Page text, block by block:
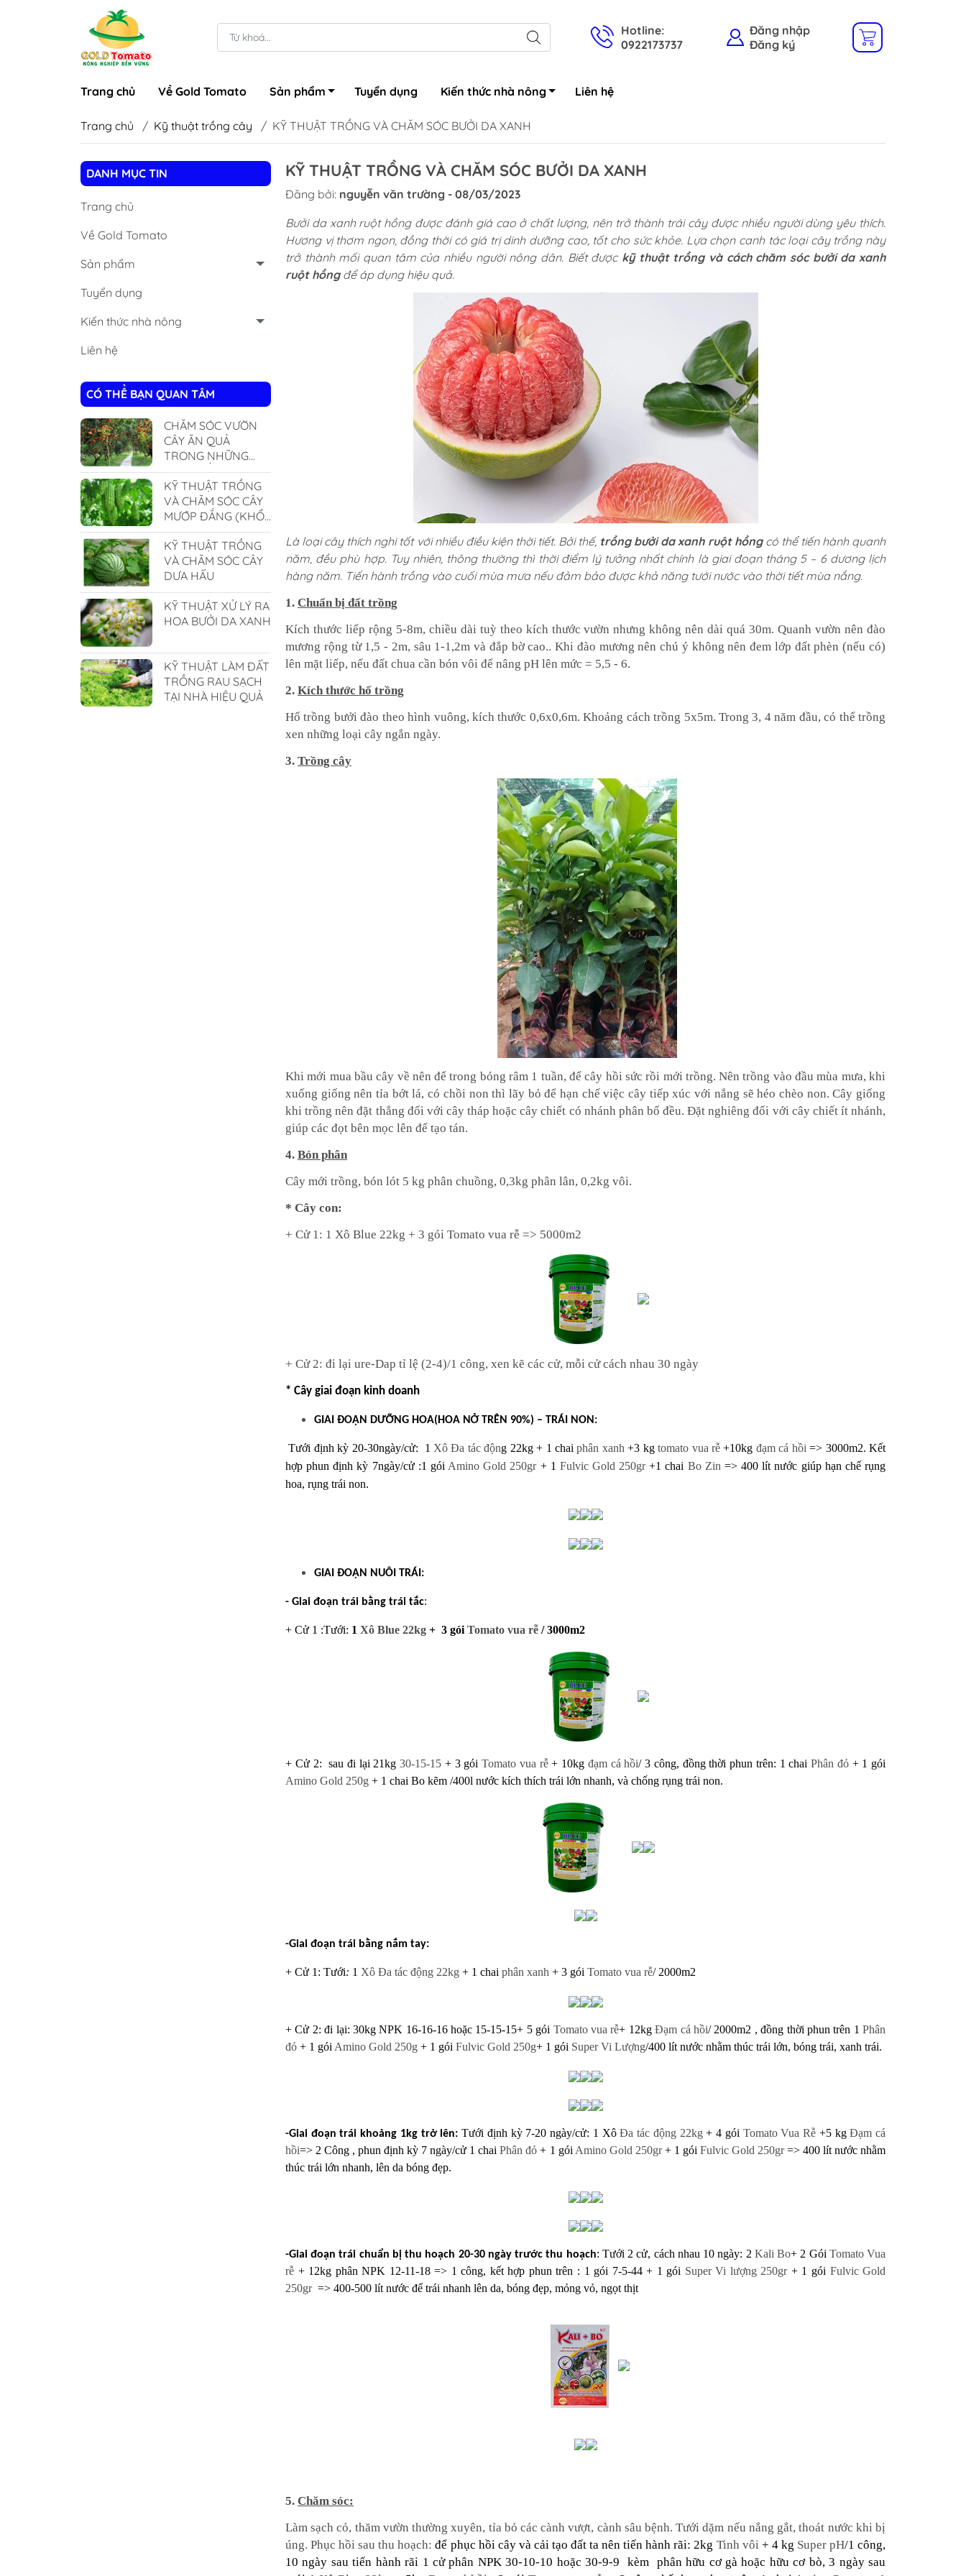
Hotline:
0922173737
Đăng nhập
Đăng ký
Trang chủ Về Gold Tomato Sản phẩm
Nhú đọt - ra rễ
Dưỡng hoa - đậu trái
Lớn trái - Nặng ký
Cải tạo đất
Thuốc sâu
Thuốc bệnh
Thuốc cỏ
Tuyển dụng Kiến thức nhà nông Liên hệ
Trang chủ / Kỹ thuật trồng cây / KỸ THUẬT TRỒNG VÀ CHĂM SÓC BƯỞI DA XANH
KỸ THUẬT TRỒNG VÀ CHĂM SÓC BƯỞI DA XANH
Đăng bởi: nguyễn văn trường - 08/03/2023
Bưởi da xanh ruột hồng được đánh giá cao ở chất lượng, nên trở thành trái cây được nhiều người dùng yêu thích.
Hương vị thơm ngon, đồng thời có giá trị dinh dưỡng cao, tốt cho sức khỏe. Lựa chọn canh tác loại cây trồng này
trở thành mối quan tâm của nhiều người nông dân. Biết được kỹ thuật trồng và cách chăm sóc bưởi da xanh
ruột hồngđể áp dụng hiệu quả.
Là loại cây thích nghi tốt với nhiều điều kiện thời tiết. Bởi thế, trồng bưởi da xanh ruột hồngcó thể tiến hành quanh
năm, đều phù hợp. Tuy nhiên, thông thường thì thời điểm lý tưởng nhất chính là giai đoạn tháng 5 – 6 dương lịch
hàng năm. Tiến hành trồng vào cuối mùa mưa nếu đảm bảo được khả năng tưới nước vào thời tiết mùa nắng.
1. Chuẩn bị đất trồng
Kích thước liếp rộng 5-8m, chiều dài tuỳ theo kích thước vườn nhưng không nên dài quá 30m. Quanh vườn nên đào
mương rộng từ 1,5 - 2m, sâu 1-1,2m và đắp bờ cao.. Khi đào mương nên chú ý không nên đem lớp đất phèn (nếu có)
lên mặt liếp, nếu đất chua cần bón vôi để nâng pH lên mức = 5,5 - 6.
2. Kích thước hố trồng
Hố trồng bưởi đào theo hình vuông, kích thước 0,6x0,6m. Khoảng cách trồng 5x5m. Trong 3, 4 năm đầu, có thể trồng
xen những loại cây ngắn ngày.
3. Trồng cây
Khi mới mua bầu cây về nên để trong bóng râm 1 tuần, để cây hồi sức rồi mới trồng. Nên trồng vào đầu mùa mưa, khi
xuống giống nên tỉa bớt lá, có chồi non thì lãy bỏ để hạn chế việc cây tiếp xúc với nắng sẽ héo chèo non. Cây giống
khi trồng nên đặt thẳng đối với cây tháp hoặc cây chiết có nhánh phân bố đều. Đặt nghiêng đối với cây chiết ít nhánh,
giúp các đọt bên mọc lên để tạo tán.
4. Bón phân
Cây mới trồng, bón lót 5 kg phân chuồng, 0,3kg phân lân, 0,2kg vôi.
* Cây con:
+ Cử 1: 1 Xô Blue 22kg + 3 gói Tomato vua rễ => 5000m2
+ Cử 2: đi lại ure-Dap tỉ lệ (2-4)/1 công, xen kẽ các cử, mỗi cử cách nhau 30 ngày
* Cây giai đoạn kinh doanh
GIAI ĐOẠN DƯỠNG HOA(HOA NỞ TRÊN 90%) – TRÁI NON:
Tưới định kỳ 20-30ngày/cử: 1 Xô Đa tác động 22kg + 1 chaiphân xanh +3 kgtomato vua rễ +10kg đạm cá hồi => 3000m2. Kết
hợp phun định kỳ 7ngày/cử :1 gói Amino Gold 250gr+ 1 Fulvic Gold 250gr+1 chai Bo Zin => 400 lít nước giúphạn chế rụng
hoa, rụng trái non.
GIAI ĐOẠN NUÔI TRÁI:
- Giai đoạn trái bằng trái tắc:
+ Cử 1 :Tưới: 1 Xô Blue 22kg + 3 gói Tomato vua rễ / 3000m2
+ Cử 2: sau đi lại 21kg 30-15-15 + 3 gói Tomato vua rễ+ 10kg đạm cá hồi/ 3 công, đồng thời phun trên: 1 chai Phân đỏ+ 1 gói
Amino Gold 250g + 1 chai Bo kẽm /400l nước kích thích trái lớn nhanh, và chống rụng trái non.
-Giai đoạn trái bằng nắm tay:
+ Cử 1: Tưới: 1 Xô Đa tác động 22kg + 1 chai phân xanh + 3 gói Tomato vua rễ/ 2000m2
+ Cử 2: đi lại: 30kg NPK 16-16-16 hoặc 15-15-15+ 5 gói Tomato vua rễ+ 12kgĐạm cá hồi/ 2000m2 , đồng thời phun trên 1 Phân
đỏ + 1 gói Amino Gold 250g + 1 gói Fulvic Gold 250g+ 1 gói Super Vi Lượng/400 lít nước nhằm thúc trái lớn, bóng trái, xanh trái.
-Giai đoạn trái khoảng 1kg trở lên: Tưới định kỳ 7-20 ngày/cử: 1 XôĐa tác động 22kg+ 4 gói Tomato Vua Rễ +5 kgĐạm cá
hồi=> 2 Công , phun định kỳ 7 ngày/cử 1 chaiPhân đỏ+ 1 gói Amino Gold 250gr+ 1 gói Fulvic Gold 250gr=> 400 lít nước nhằm
thúc trái lớn nhanh, lên da bóng đẹp.
-Giai đoạn trái chuẩn bị thu hoạch 20-30 ngày trước thu hoạch: Tưới 2 cử, cách nhau 10 ngày: 2 Kali Bo+ 2 Gói Tomato Vua
rễ + 12kg phân NPK 12-11-18=> 1 công, kết hợp phun trên : 1 gói 7-5-44 + 1 gói Super Vi lượng 250gr+ 1 gói Fulvic Gold
250gr=> 400-500 lít nước để trái nhanh lên da, bóng đẹp, mỏng vỏ, ngọt thịt
5. Chăm sóc:
Làm sạch cỏ, thăm vườn thường xuyên, tỉa bỏ các cành vượt, cành sâu bệnh. Tưới dặm nếu nắng gắt, thoát nước khi bị
úng. Phục hồi sau thu hoạch:để phục hồi cây và cải tạo đất ta nên tiến hành rãi:2kg Tinh vôi+ 4 kg Super pH/1 công,
10 ngày sau tiến hành rãi 1 cử phân NPK 30-10-10 hoặc 30-9-9 kèm phân hữu cơ gà hoặc hữu cơ bò,3 ngày sau
DANH MỤC TIN
Trang chủ
Về Gold Tomato
Sản phẩm
Tuyển dụng
Kiến thức nhà nông
Liên hệ
CÓ THỂ BẠN QUAN TÂM
CHĂM SÓC VƯỜN
CÂY ĂN QUẢ
TRONG NHỮNG
NGÀY NẮNG NÓNG
KỸ THUẬT TRỒNG
VÀ CHĂM SÓC CÂY
MƯỚP ĐẮNG (KHỔ
QUA)
KỸ THUẬT TRỒNG
VÀ CHĂM SÓC CÂY
DƯA HẤU
KỸ THUẬT XỬ LÝ RA
HOA BƯỞI DA XANH
KỸ THUẬT LÀM ĐẤT
TRỒNG RAU SẠCH
TẠI NHÀ HIỆU QUẢ